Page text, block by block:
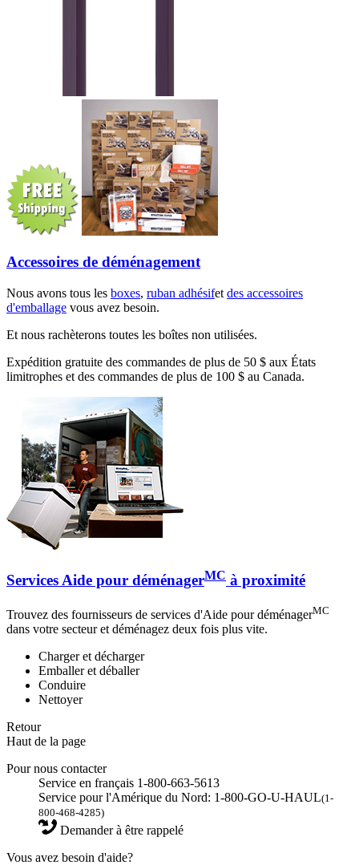
Accessoires de déménagement
Nous avons tous les boxes, ruban adhésifet des accessoires
d'emballage vous avez besoin.
Et nous rachèterons toutes les boîtes non utilisées.
Expédition gratuite des commandes de plus de 50 $ aux États
limitrophes et des commandes de plus de 100 $ au Canada.
Services Aide pour déménagerMC à proximité
Trouvez des fournisseurs de services d'Aide pour déménagerMC
dans votre secteur et déménagez deux fois plus vite.
Charger et décharger
Emballer et déballer
Conduire
Nettoyer
Retour
Haut de la page
Pour nous contacter
Service en français 1-800-663-5613
Service pour l'Amérique du Nord: 1-800-GO-U-HAUL(1-
800-468-4285)
Demander à être rappelé
Vous avez besoin d'aide?